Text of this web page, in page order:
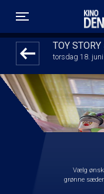
Toggle
TOY
torsdag 18.
Vælg
grønne